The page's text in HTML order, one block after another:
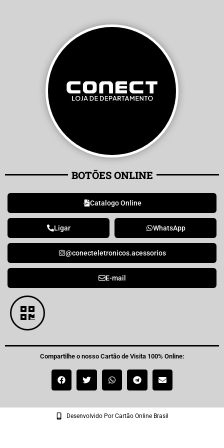
BOTÕES ONLINE
Catalogo Online
Ligar WhatsApp
@conecteletronicos.acessorios
E-mail
Compartilhe o nosso Cartão de Visita 100% Online:
Desenvolvido Por Cartão Online Brasil